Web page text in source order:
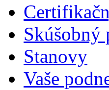
Skúšobný
Stanovy
Vaše